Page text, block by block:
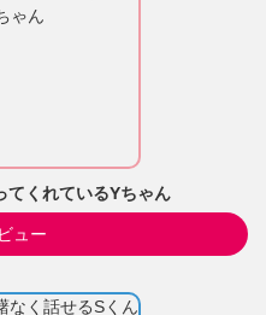
てくれているYちゃん
ュー